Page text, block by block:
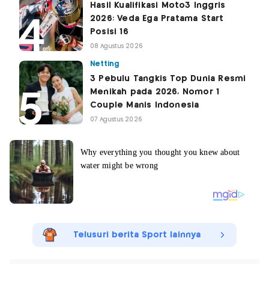
Hasil Kualifikasi Moto3 Inggris
2026: Veda Ega Pratama Start
Posisi 16
08 Agustus 2026
Netting
3 Pebulu Tangkis Top Dunia Resmi
Menikah pada 2026, Nomor 1
Couple Manis Indonesia
07 Agustus 2026
Telusuri berita Sport lainnya